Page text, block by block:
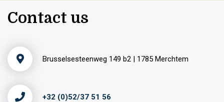
Contact us
Brusselsesteenweg 149 b2 | 1785 Merchtem
+32 (0)52/37 51 56